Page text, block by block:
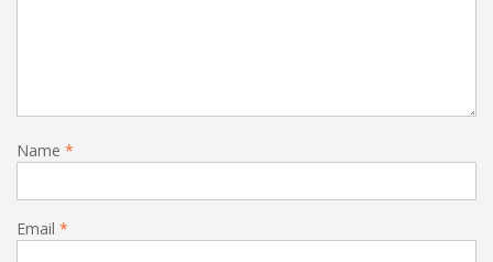
Name *
Email *